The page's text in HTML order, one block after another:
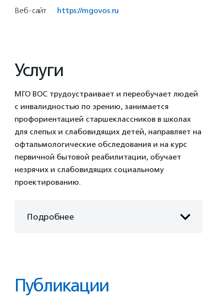
Веб-сайт
https://mgovos.ru
Услуги
МГО ВОС трудоустраивает и переобучает людей
с инвалидностью по зрению, занимается
профориентацией старшеклассников в школах
для слепых и слабовидящих детей, направляет на
офтальмологические обследования и на курс
первичной бытовой реабилитации, обучает
незрячих и слабовидящих социальному
проектированию.
Подробнее
Публикации